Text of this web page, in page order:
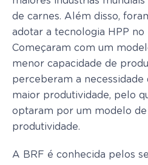
de carnes. Além disso,
adotar a tecnologia HPP no
Começaram com um
menor capacidade de
perceberam a necessidade
maior produtividade, pelo
optaram por um modelo
produtividade.
A BRF é conhecida pelos